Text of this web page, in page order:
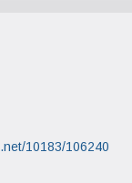
10183/106240